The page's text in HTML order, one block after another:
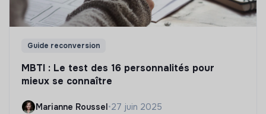
Guide reconversion
MBTI : Le test des 16 personnalités pour
mieux se connaître
Marianne Roussel•27 juin 2025